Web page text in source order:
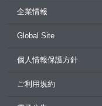
企業情報
Global Site
個人情報保護方針
ご利用規約